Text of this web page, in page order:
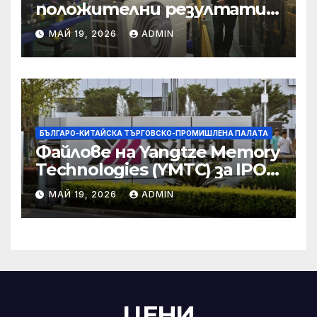
положителни резултати в
икономическите и
търговски консултации:
министерство
МАЙ 19, 2026 ADMIN
БЪЛГАРО-КИТАЙСКА ТЪРГОВСКО-ПРОМИШЛЕНА ПАЛAТА
Файлове на Yangtze Memory
Technologies (YMTC) за IPO
на STAR Market
МАЙ 19, 2026 ADMIN